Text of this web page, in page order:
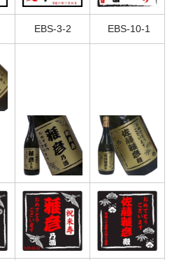
EBS-3-2 EBS-10-1